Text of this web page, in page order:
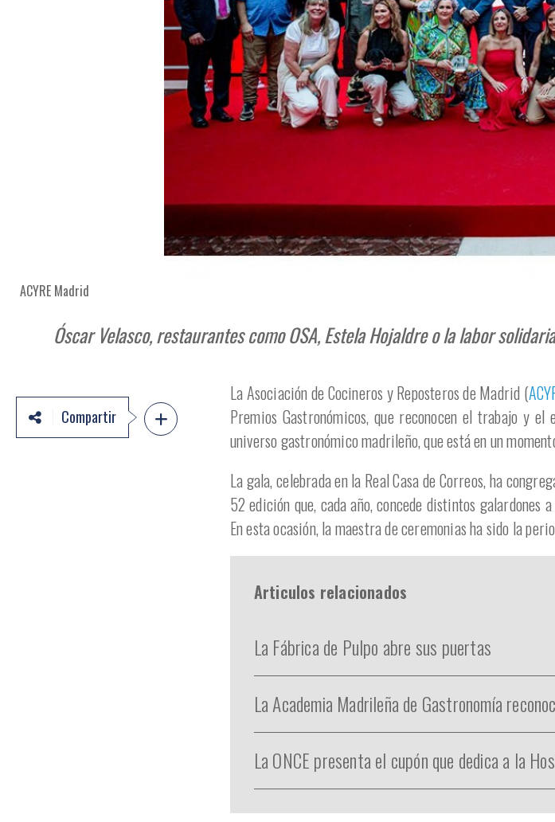
ACYRE Madrid
Óscar Velasco, restaurantes como OSA, Estela Hojaldre o la labor
Compartir
La Asociación de Cocineros y Reposteros de Madrid (
Premios Gastronómicos, que reconocen el trabajo y
universo gastronómico madrileño, que está en un
La gala, celebrada en la Real Casa de Correos, ha
52 edición que, cada año, concede distintos galardones
En esta ocasión, la maestra de ceremonias ha sido la
Articulos relacionados
La Fábrica de Pulpo abre sus puertas
La Academia Madrileña de Gastronomía
La ONCE presenta el cupón que dedica a la